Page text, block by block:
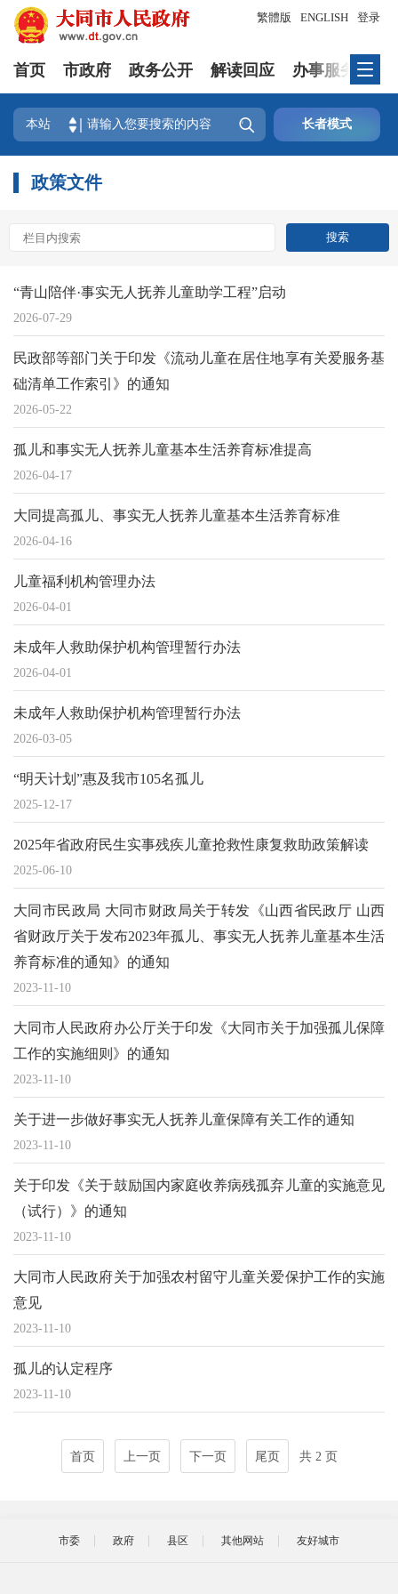
登录
繁體版 ENGLISH
首页 市政府 政务公开 解读回应 办事服务
本站  长者模式
政策文件
“青山陪伴·事实无人抚养儿童助学工程”启动
2026-07-29
民政部等部门关于印发《流动儿童在居住地享有关爱服务基
础清单工作索引》的通知
2026-05-22
孤儿和事实无人抚养儿童基本生活养育标准提高
2026-04-17
大同提高孤儿、事实无人抚养儿童基本生活养育标准
2026-04-16
儿童福利机构管理办法
2026-04-01
未成年人救助保护机构管理暂行办法
2026-04-01
未成年人救助保护机构管理暂行办法
2026-03-05
“明天计划”惠及我市105名孤儿
2025-12-17
2025年省政府民生实事残疾儿童抢救性康复救助政策解读
2025-06-10
大同市民政局 大同市财政局关于转发《山西省民政厅 山西
省财政厅关于发布2023年孤儿、事实无人抚养儿童基本生活
养育标准的通知》的通知
2023-11-10
大同市人民政府办公厅关于印发《大同市关于加强孤儿保障
工作的实施细则》的通知
2023-11-10
关于进一步做好事实无人抚养儿童保障有关工作的通知
2023-11-10
关于印发《关于鼓励国内家庭收养病残孤弃儿童的实施意见
（试行）》的通知
2023-11-10
大同市人民政府关于加强农村留守儿童关爱保护工作的实施
意见
2023-11-10
孤儿的认定程序
2023-11-10
首页 上一页 下一页 尾页 共 2 页
市委 政府 县区 其他网站 友好城市